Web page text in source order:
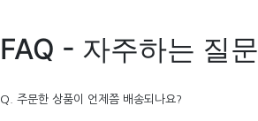
FAQ - 자주하는 질문
Q. 주문한 상품이 언제쯤 배송되나요?